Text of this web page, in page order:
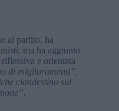
al partito, ha
ma ha aggiunto
e orientata
di miglioramenti”,
clandestino sul